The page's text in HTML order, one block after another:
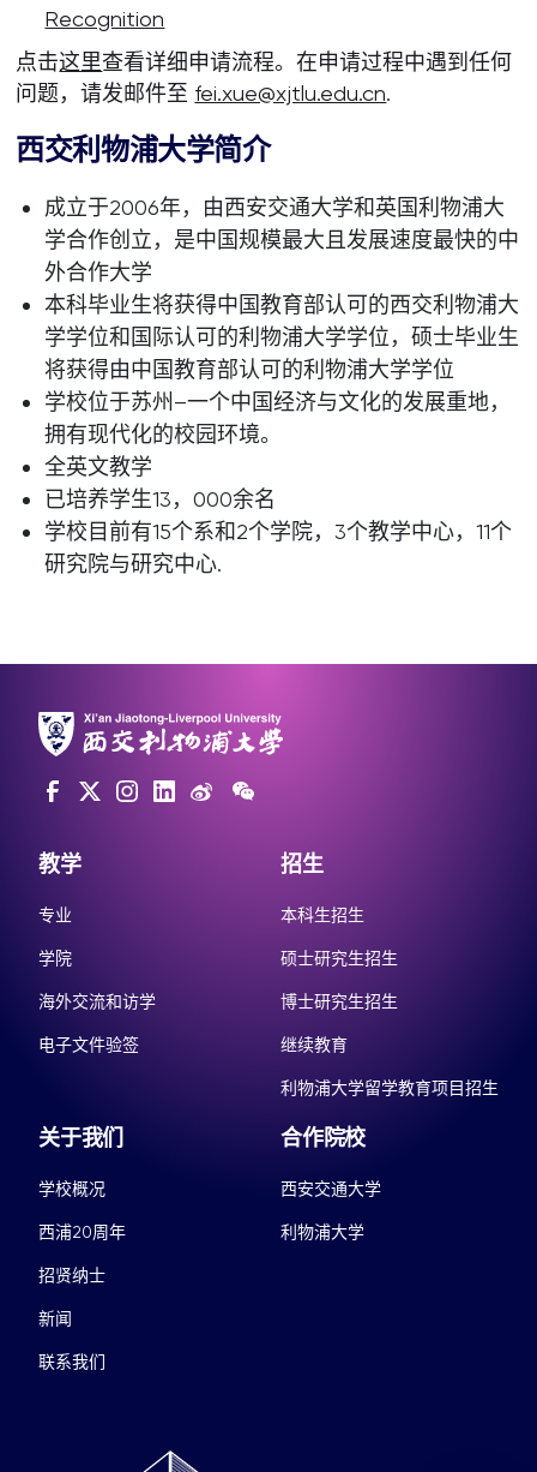
Recognition
点击这里查看详细申请流程。在申请过程中遇到任何
问题，请发邮件至 fei.xue@xjtlu.edu.cn.
西交利物浦大学简介
成立于2006年，由西安交通大学和英国利物浦大
学合作创立，是中国规模最大且发展速度最快的中
外合作大学
本科毕业生将获得中国教育部认可的西交利物浦大
学学位和国际认可的利物浦大学学位，硕士毕业生
将获得由中国教育部认可的利物浦大学学位
学校位于苏州–一个中国经济与文化的发展重地，
拥有现代化的校园环境。
全英文教学
已培养学生13，000余名
学校目前有15个系和2个学院，3个教学中心，11个
研究院与研究中心.
教学
专业
学院
海外交流和访学
电子文件验签
招生
本科生招生
硕士研究生招生
博士研究生招生
继续教育
利物浦大学留学教育项目招生
关于我们
学校概况
西浦20周年
招贤纳士
新闻
联系我们
合作院校
西安交通大学
利物浦大学